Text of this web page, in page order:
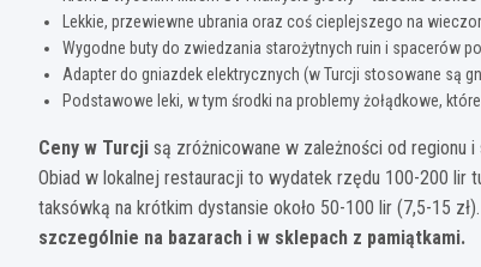
Lekkie, przewiewne ubrania oraz coś cieplejszego na
Wygodne buty do zwiedzania starożytnych ruin i spacerów
Adapter do gniazdek elektrycznych (w Turcji stosowane są
Podstawowe leki, w tym środki na problemy żołądkowe,
Ceny w Turcji są zróżnicowane w zależności od regionu
Obiad w lokalnej restauracji to wydatek rzędu 100-200 lir
taksówką na krótkim dystansie około 50-100 lir (7,5-15 zł).
szczególnie na bazarach i w sklepach z pamiątkami.